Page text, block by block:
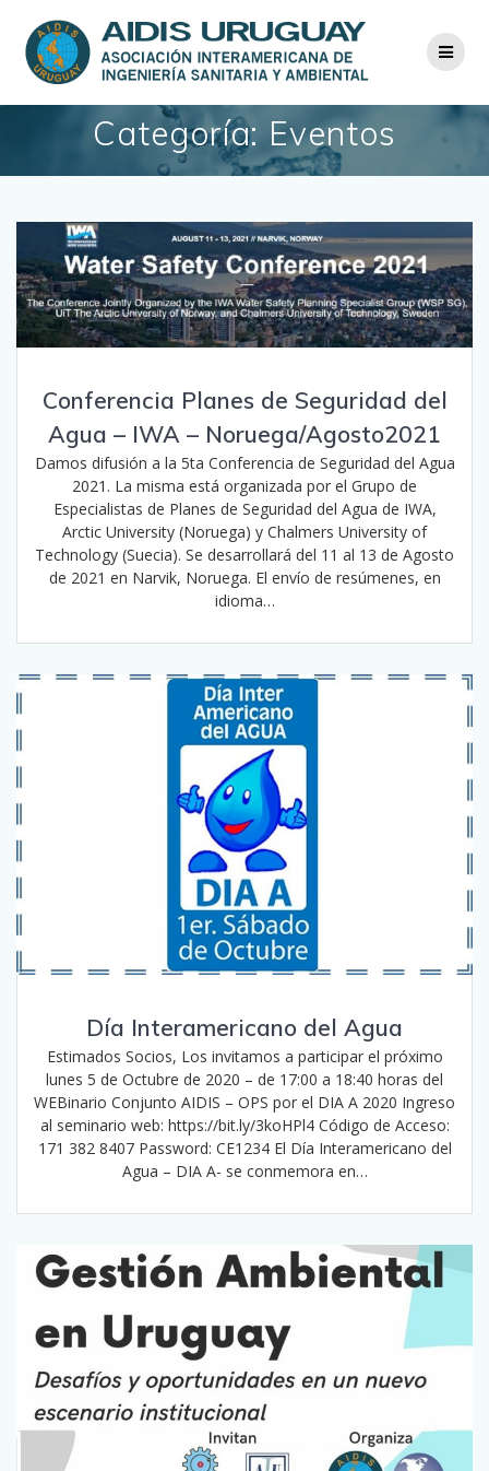
al
contenido
Categoría: Eventos
Conferencia Planes de Seguridad del
Agua – IWA – Noruega/Agosto2021
Damos difusión a la 5ta Conferencia de Seguridad del Agua
2021. La misma está organizada por el Grupo de
Especialistas de Planes de Seguridad del Agua de IWA,
Arctic University (Noruega) y Chalmers University of
Technology (Suecia). Se desarrollará del 11 al 13 de Agosto
de 2021 en Narvik, Noruega. El envío de resúmenes, en
idioma…
Día Interamericano del Agua
Estimados Socios, Los invitamos a participar el próximo
lunes 5 de Octubre de 2020 – de 17:00 a 18:40 horas del
WEBinario Conjunto AIDIS – OPS por el DIA A 2020 Ingreso
al seminario web: https://bit.ly/3koHPl4 Código de Acceso:
171 382 8407 Password: CE1234 El Día Interamericano del
Agua – DIA A- se conmemora en…